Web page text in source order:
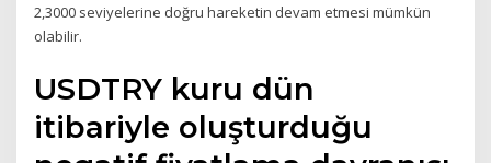
2,3000 seviyelerine doğru hareketin devam etmesi mümkün
olabilir.
USDTRY kuru dün
itibariyle oluşturduğu